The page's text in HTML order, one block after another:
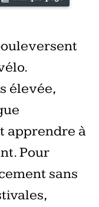
élevée,
apprendre à
Pour
sans